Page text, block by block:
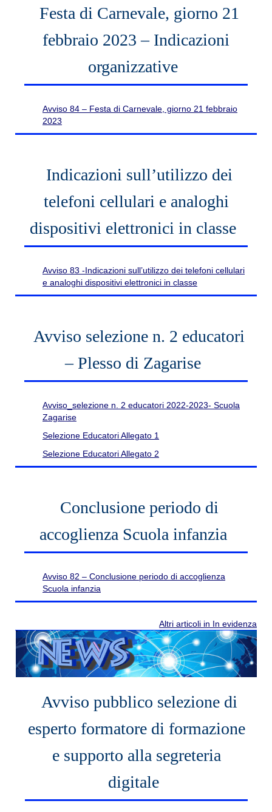
Festa di Carnevale, giorno 21
febbraio 2023 – Indicazioni
organizzative
Avviso 84 – Festa di Carnevale, giorno 21 febbraio
2023
Indicazioni sull’utilizzo dei
telefoni cellulari e analoghi
dispositivi elettronici in classe
Avviso 83 -Indicazioni sull’utilizzo dei telefoni cellulari
e analoghi dispositivi elettronici in classe
Avviso selezione n. 2 educatori
– Plesso di Zagarise
Avviso_selezione n. 2 educatori 2022-2023- Scuola
Zagarise
Selezione Educatori Allegato 1
Selezione Educatori Allegato 2
Conclusione periodo di
accoglienza Scuola infanzia
Avviso 82 – Conclusione periodo di accoglienza
Scuola infanzia
Altri articoli in In evidenza
Avviso pubblico selezione di
esperto formatore di formazione
e supporto alla segreteria
digitale